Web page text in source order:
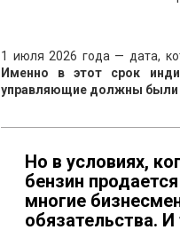
1 июля 2026 года — дата,
Именно в этот срок
управляющие должны были
Но в условиях,
бензин
многие
обязательства.